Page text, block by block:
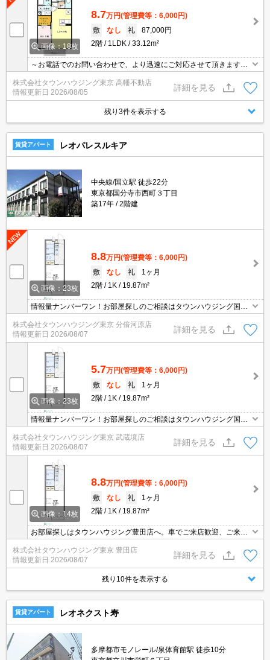
画像：18枚
8.7万円(管理費等：6,000円)
敷
なし 礼
87,000円
2階
1LDK 33.12m²
～お電話でのお問い合わせで、より迅速にご対応させて頂きます～
地域密着タウンハウジングまで～
株式会社タウンハウジング東京 高幡不動店
情報更新日 2026/08/05
詳細を見る
残り3件を表示する
賃貸アパート レオパレスルキア
中央線/国立駅 徒歩22分
東京都国分寺市西町３丁目
築17年
2階建
画像：23枚
8.8万円(管理費等：6,000円)
敷
なし 礼
1ヶ月
2階
1K 19.87m²
情報量ナンバーワン！お部屋探しのご相談はタウンハウジング国分
寺店にお任せを！
株式会社タウンハウジング東京 分倍河原店
情報更新日 2026/08/07
詳細を見る
画像：23枚
5.7万円(管理費等：6,000円)
敷
なし 礼
1ヶ月
2階
1K 19.87m²
情報量ナンバーワン！お部屋探しのご相談はタウンハウジング国分
寺店にお任せを！
株式会社タウンハウジング東京 武蔵境店
情報更新日 2026/08/07
詳細を見る
画像：14枚
8.8万円(管理費等：6,000円)
敷
なし 礼
1ヶ月
2階
1K 19.87m²
お部屋探しはタウンハウジング豊田店へ。車でご来店歓迎、ご来店
用お客様駐車場あり！
株式会社タウンハウジング東京 豊田店
情報更新日 2026/08/07
詳細を見る
残り10件を表示する
賃貸アパート レオネクスト寿
多摩都市モノレール/泉体育館駅 徒歩10分